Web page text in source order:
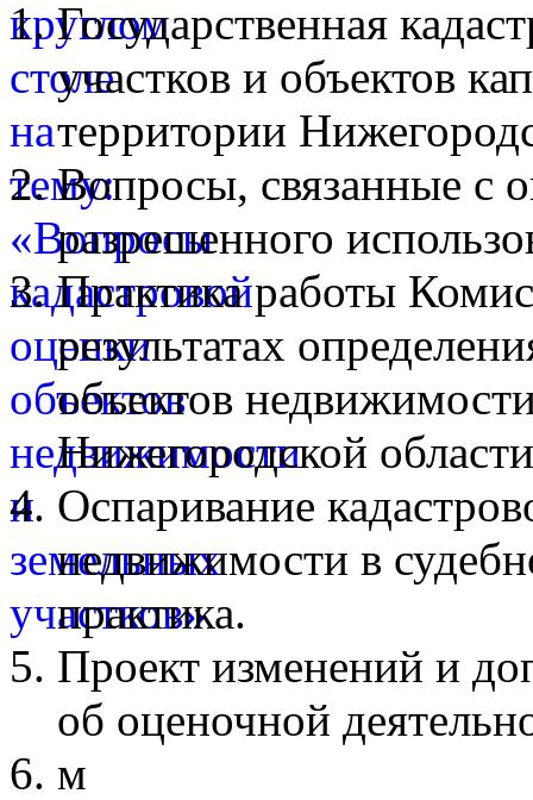
Государственная
участков и объектов
территории
Вопросы, связанные с
разрешенного
Практика работы
результатах
объектов
Нижегородской
Оспаривание
недвижимости в
практика.
Проект изменений и
об оценочной
м